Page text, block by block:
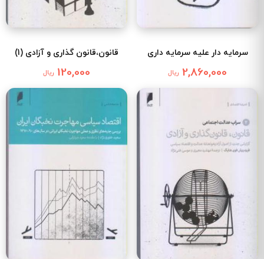
سرمایه دار علیه سرمایه داری
2,860,000 ریال
قانون،قانون گذاری و آزادی (1)
120,000 ریال